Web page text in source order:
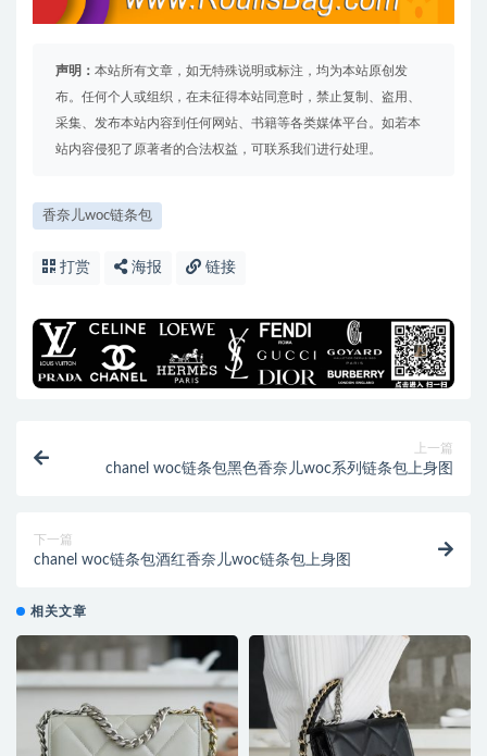
声明： 本站所有文章，如无特殊说明或标注，均为本站原创发
布。任何个人或组织，在未征得本站同意时，禁止复制、盗用、
采集、发布本站内容到任何网站、书籍等各类媒体平台。如若本
站内容侵犯了原著者的合法权益，可联系我们进行处理。
香奈儿woc链条包
打赏 海报 链接
上一篇
chanel woc链条包黑色香奈儿woc系列链条包上身图
下一篇
chanel woc链条包酒红香奈儿woc链条包上身图
相关文章